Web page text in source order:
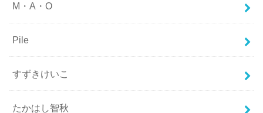
M・A・O
Pile
すずきけいこ
たかはし智秋